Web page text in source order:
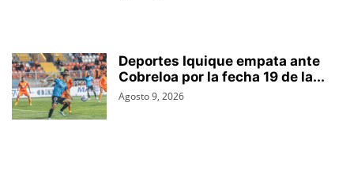
Deportes Iquique empata ante
Cobreloa por la fecha 19 de la...
Agosto 9, 2026